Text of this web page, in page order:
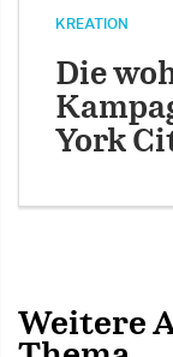
KREATION
Die
York
Weitere